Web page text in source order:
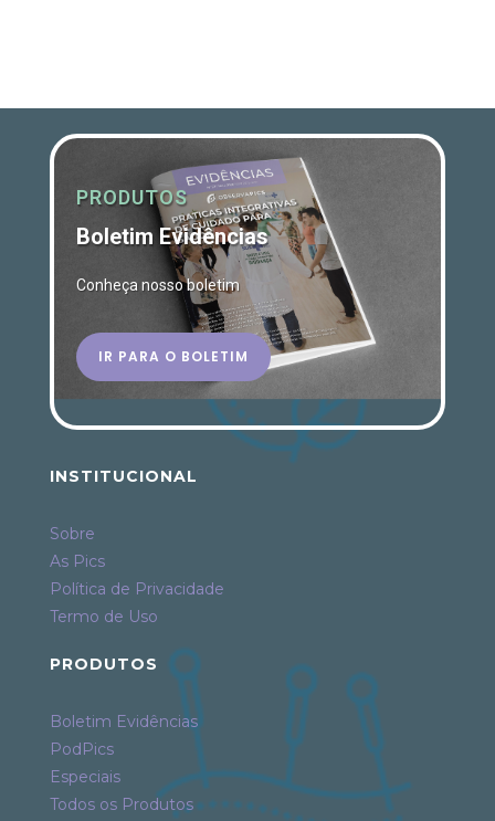
PRODUTOS
Boletim Evidências
Conheça nosso boletim
IR PARA O BOLETIM
INSTITUCIONAL
Sobre
As Pics
Política de Privacidade
Termo de Uso
PRODUTOS
Boletim Evidências
PodPics
Especiais
Todos os Produtos